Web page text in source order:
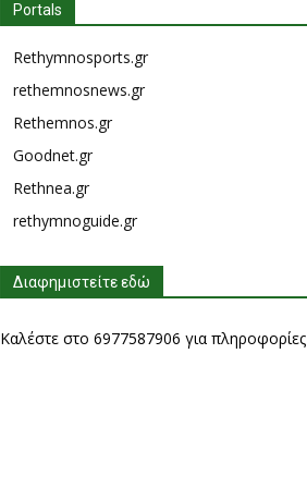
Portals
Rethymnosports.gr
rethemnosnews.gr
Rethemnos.gr
Goodnet.gr
Rethnea.gr
rethymnoguide.gr
Διαφημιστείτε εδώ
Καλέστε στο 6977587906 για πληροφορίες